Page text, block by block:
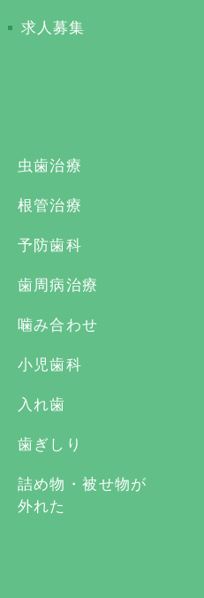
求人募集
虫歯治療
根管治療
予防歯科
歯周病治療
噛み合わせ
小児歯科
入れ歯
歯ぎしり
詰め物・被せ物が
外れた